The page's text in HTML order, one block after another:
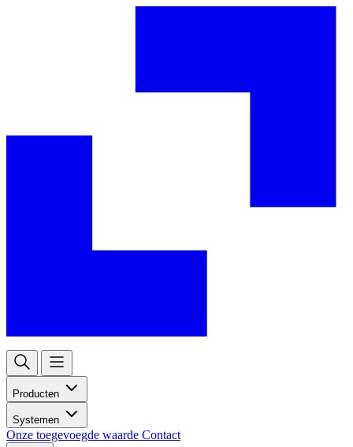
Producten
Systemen
Onze toegevoegde waarde Contact